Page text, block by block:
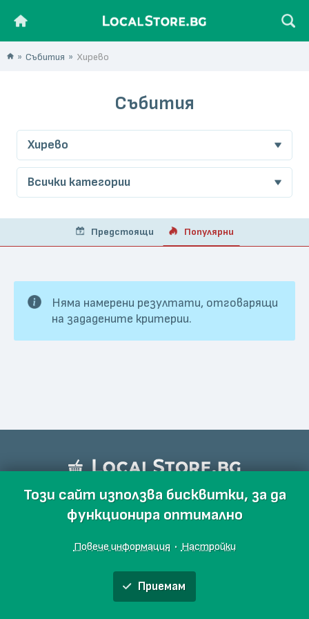
Събития Хирево
Събития
Хирево
Всички категории
Предстоящи Популярни
Няма намерени резултати, отговарящи
на зададените критерии.
Този сайт използва бисквитки, за да
функционира оптимално
Повече информация · Настройки
Приемам